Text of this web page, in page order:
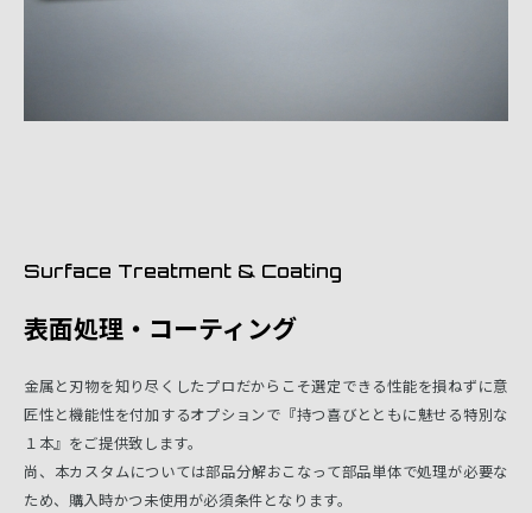
Surface Treatment & Coating
表面処理・コーティング
金属と刃物を知り尽くしたプロだからこそ選定できる性能を損ねずに意
匠性と機能性を付加するオプションで『持つ喜びとともに魅せる特別な
１本』をご提供致します。
尚、本カスタムについては部品分解おこなって部品単体で処理が必要な
ため、購入時かつ未使用が必須条件となります。